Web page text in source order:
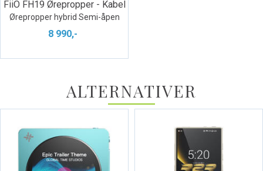
FiiO FH19 Ørepropper - Kabel
Ørepropper hybrid Semi-åpen
8 990,-
ALTERNATIVER